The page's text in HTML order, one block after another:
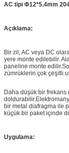
AC tipi Φ12*5.4mm
Açıklama:
Bir zil, AC veya DC
yere monte edilebilir.
paneline monte
zümrüklerin çok çeşitli
Daha düşük bir frekans
bir metal diafragma ile
küçük bir paket içinde
Uygulama: